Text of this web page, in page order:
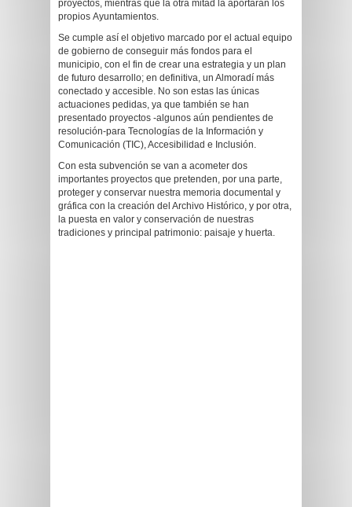
proyectos, mientras que la otra mitad la aportarán los
propios Ayuntamientos.
Se cumple así el objetivo marcado por el actual equipo
de gobierno de conseguir más fondos para el
municipio, con el fin de crear una estrategia y un plan
de futuro desarrollo; en definitiva, un Almoradí más
conectado y accesible. No son estas las únicas
actuaciones pedidas, ya que también se han
presentado proyectos -algunos aún pendientes de
resolución-para Tecnologías de la Información y
Comunicación (TIC), Accesibilidad e Inclusión.
Con esta subvención se van a acometer dos
importantes proyectos que pretenden, por una parte,
proteger y conservar nuestra memoria documental y
gráfica con la creación del Archivo Histórico, y por otra,
la puesta en valor y conservación de nuestras
tradiciones y principal patrimonio: paisaje y huerta.